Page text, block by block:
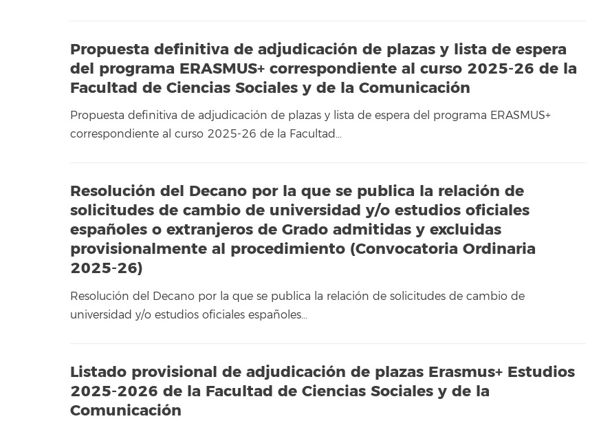
Propuesta definitiva de adjudicación de plazas y lista de espera
del programa ERASMUS+ correspondiente al curso 2025-26 de la
Facultad de Ciencias Sociales y de la Comunicación
Propuesta definitiva de adjudicación de plazas y lista de espera del programa ERASMUS+
correspondiente al curso 2025-26 de la Facultad…
Resolución del Decano por la que se publica la relación de
solicitudes de cambio de universidad y/o estudios oficiales
españoles o extranjeros de Grado admitidas y excluidas
provisionalmente al procedimiento (Convocatoria Ordinaria
2025-26)
Resolución del Decano por la que se publica la relación de solicitudes de cambio de
universidad y/o estudios oficiales españoles…
Listado provisional de adjudicación de plazas Erasmus+ Estudios
2025-2026 de la Facultad de Ciencias Sociales y de la
Comunicación